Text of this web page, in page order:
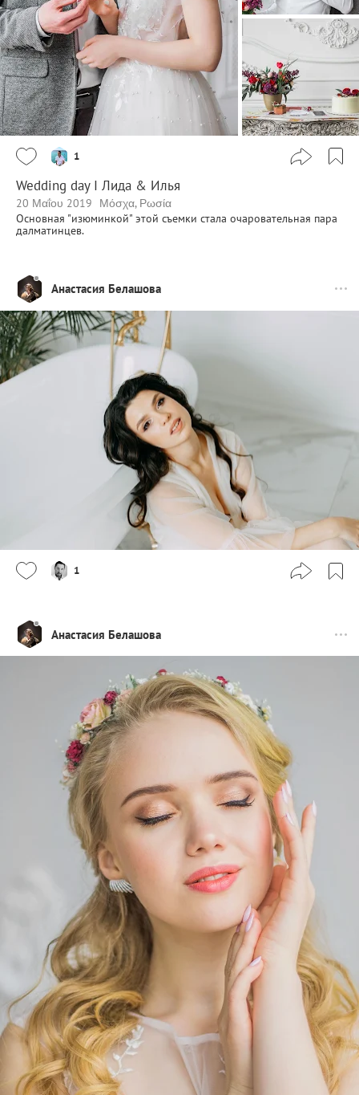
1
Wedding day I Лида & Илья
20 Μαΐου 2019
Μόσχα, Ρωσία
Основная "изюминкой" этой съемки стала очаровательная пара
далматинцев.
Анастасия Белашова
1
Анастасия Белашова